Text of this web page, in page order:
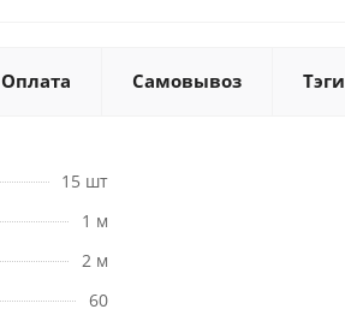
Оплата Самовывоз Тэги
15 шт
1 м
2 м
60